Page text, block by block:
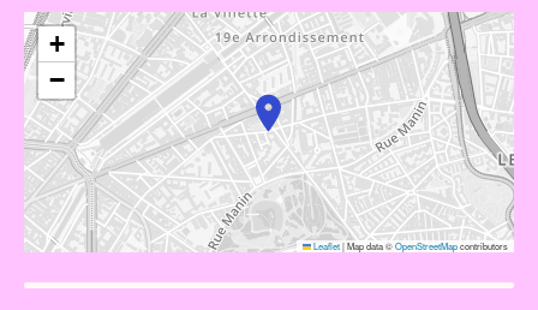
+
−
Leaflet|Map data ©OpenStreetMapcontributors